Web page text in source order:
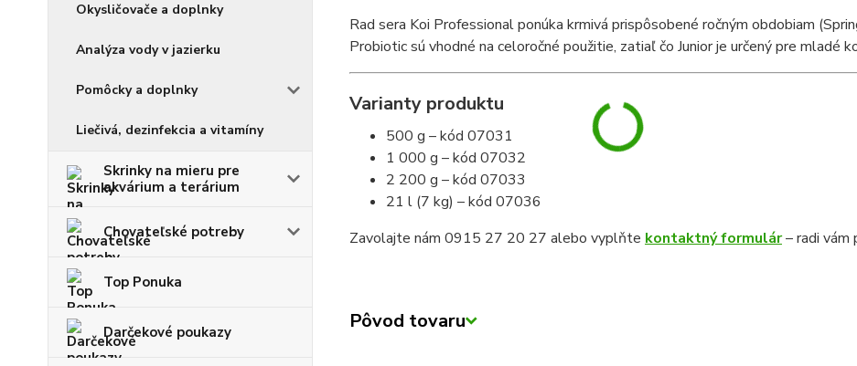
Okysličovače a doplnky
Analýza vody v jazierku
Pomôcky a doplnky
Liečivá, dezinfekcia a vitamíny
Skrinky na mieru pre
akvárium a terárium
Chovateľské potreby
Top Ponuka
Darčekové poukazy
Rad sera Koi Professional ponúka krmivá prispôsobené ročným obdobiam
Probiotic sú vhodné na celoročné použitie, zatiaľ čo Junior je určený pre mladé
Varianty produktu
500 g – kód 07031
1 000 g – kód 07032
2 200 g – kód 07033
21 l (7 kg) – kód 07036
Zavolajte nám 0915 27 20 27 alebo vyplňte kontaktný formulár– radi vám
Pôvod tovaru